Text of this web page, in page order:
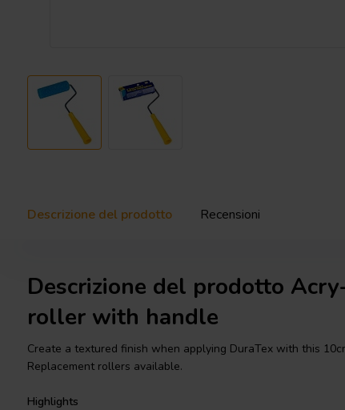
Descrizione del prodotto Recensioni
Descrizione del prodotto
roller with handle
Create a textured finish when applying DuraTex with this
Replacement rollers available.
Highlights